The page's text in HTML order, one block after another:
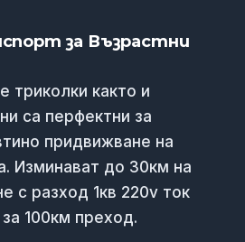
за Възрастни
триколки както и
са перфектни за
придвижване на
Изминават до 30км на
с разход 1кв 220v ток
100км преход.